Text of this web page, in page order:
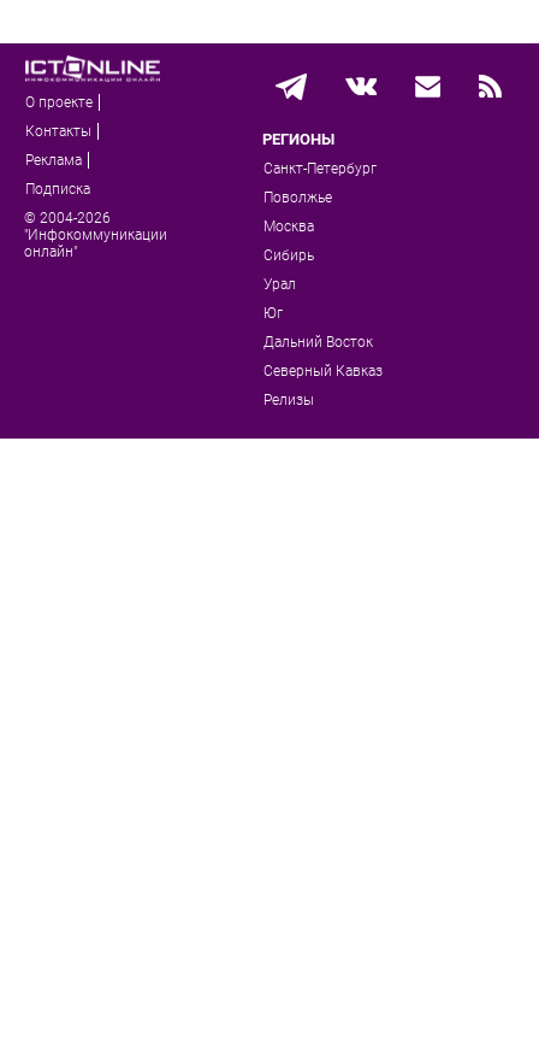
О проекте
Контакты
Реклама
Подписка
© 2004-2026
"Инфокоммуникации
онлайн"
РЕГИОНЫ
Санкт-Петербург
Поволжье
Москва
Сибирь
Урал
Юг
Дальний Восток
Северный Кавказ
Релизы